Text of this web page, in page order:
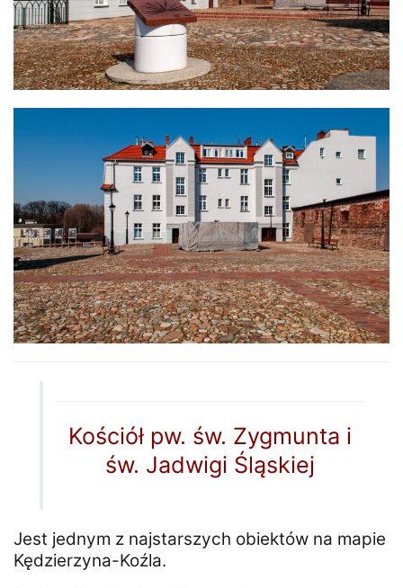
Kościół pw. św. Zygmunta i
św. Jadwigi Śląskiej
Jest jednym z najstarszych obiektów na mapie
Kędzierzyna-Koźla.